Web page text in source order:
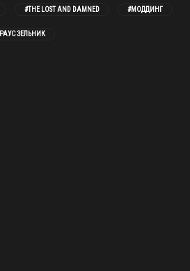
#THE LOST AND DAMNED #МОДДИНГ
ЗЕЛЬНИК